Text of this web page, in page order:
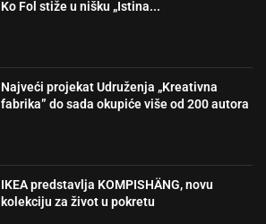
Ko Fol stiže u nišku „Istina...
Najveći projekat Udruženja „Kreativna
fabrika” do sada okupiće više od 200 autora
IKEA predstavlja KOMPISHÄNG, novu
kolekciju za život u pokretu